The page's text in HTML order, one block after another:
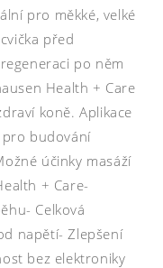
pro měkké, velké
před
po něm
Health + Care
koně. Aplikace
budování
účinky masáží
+ Care-
Celková
napětí- Zlepšení
bez elektroniky